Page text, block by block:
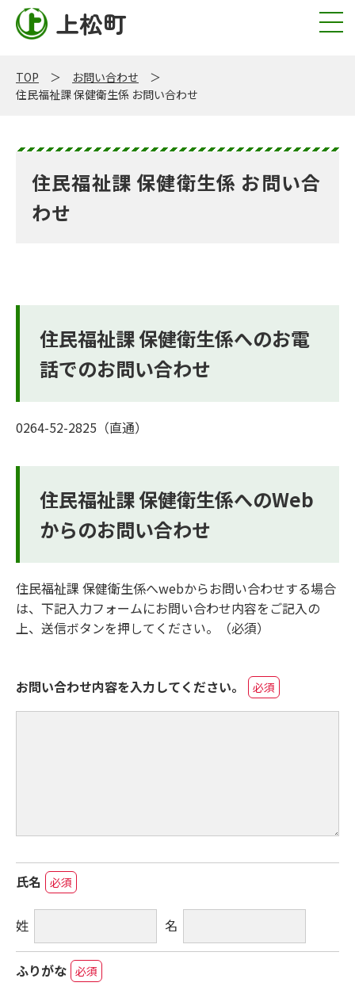
上松町
TOP
お問い合わせ
住民福祉課 保健衛生係 お問い合わせ
住民福祉課 保健衛生係 お問い合
わせ
住民福祉課 保健衛生係へのお電
話でのお問い合わせ
0264-52-2825（直通）
住民福祉課 保健衛生係へのWeb
からのお問い合わせ
住民福祉課 保健衛生係へwebからお問い合わせする場合
は、下記入力フォームにお問い合わせ内容をご記入の
上、送信ボタンを押してください。（必須）
お問い合わせ内容を入力してください。 必須
氏名 必須
姓 名
ふりがな 必須